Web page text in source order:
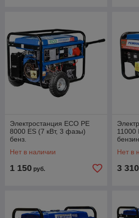
Электростанция ECO PE
8000 ES (7 кВт, 3 фазы)
бенз.
Нет в наличии
1 150 руб.
11000
Нет в
3 310